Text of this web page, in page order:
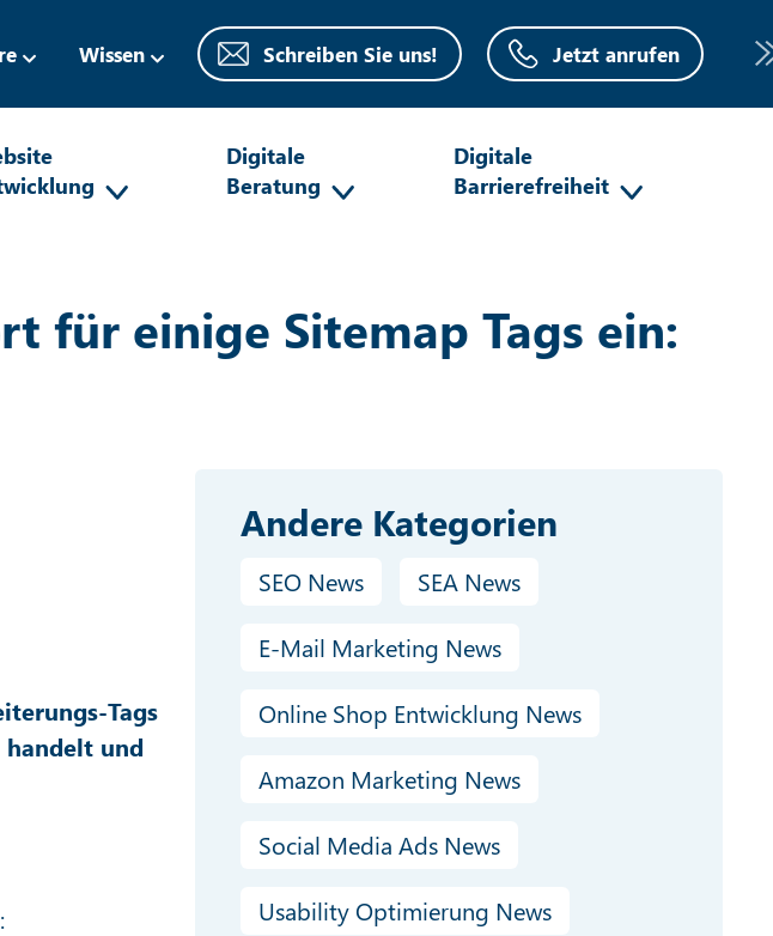
Wissen Schreiben Sie uns! Jetzt anrufen
Digitale
Beratung
Digitale
Barrierefreiheit
für einige Sitemap Tags ein:
Andere Kategorien
SEO News SEA News
E-Mail Marketing News
Online Shop Entwicklung News
Amazon Marketing News
Social Media Ads News
Usability Optimierung News
Tags
handelt und